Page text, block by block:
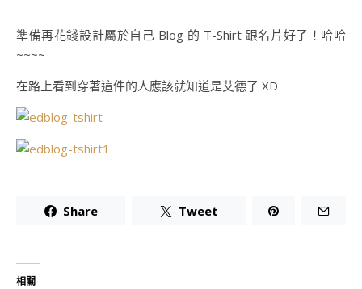
準備再花錢設計屬於自己 Blog 的 T-Shirt 跟名片好了！哈哈
~~~~
在路上看到穿著這件的人應該就知道是艾德了 XD
Share Tweet
相關